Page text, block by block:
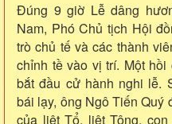
Đúng 9 giờ Lễ dâng
Nam, Phó Chủ tịch Hội
trò chủ tế và các thành
chỉnh tề vào vị trí. Một
bắt đầu cử hành nghi lễ.
bái lạy, ông Ngô Tiến Quý
của liệt Tổ, liệt Tông,